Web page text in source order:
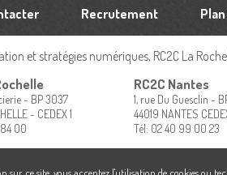
Recrutement
et stratégies numériques, RC2C La
- BP 3037
- CEDEX 1
00
RC2C Nantes
1, rue Du Guesclin -
44019 NANTES
Tél: 02 40 99 00 23